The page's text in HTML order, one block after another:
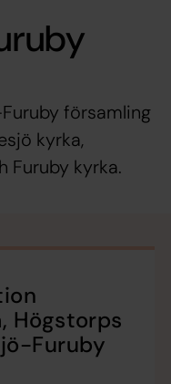
församling
kyrka,
Furuby kyrka.
Högstorps
Furuby